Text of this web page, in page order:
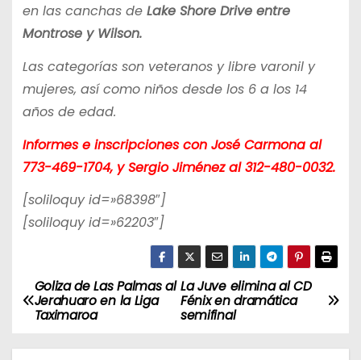
en las canchas de Lake Shore Drive entre
Montrose y Wilson.
Las categorías son veteranos y libre varonil y
mujeres, así como niños desde los 6 a los 14
años de edad.
Informes e inscripciones con José Carmona al
773-469-1704, y Sergio Jiménez al 312-480-0032.
[soliloquy id=»68398″]
[soliloquy id=»62203″]
N
La Juve elimina al CD
Fénix en dramática
semifinal
Goliza de Las Palmas al
Jerahuaro en la Liga
Taximaroa